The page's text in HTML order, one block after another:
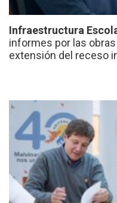
Infraestructura
informes por las
extensión del receso